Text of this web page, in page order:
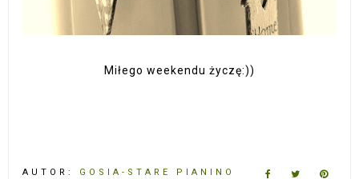
Miłego weekendu życzę:))
AUTOR: GOSIA-STARE PIANINO